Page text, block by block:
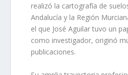
realizó la cartografía de
Andalucía y la Región
el que José Aguilar tuvo un
como investigador, originó
publicaciones.